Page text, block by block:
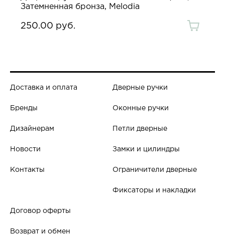
Затемненная бронза, Melodia
250.00 руб.
Доставка и оплата
Бренды
Дизайнерам
Новости
Контакты
Дверные ручки
Оконные ручки
Петли дверные
Замки и цилиндры
Ограничители дверные
Фиксаторы и накладки
Договор оферты
Возврат и обмен